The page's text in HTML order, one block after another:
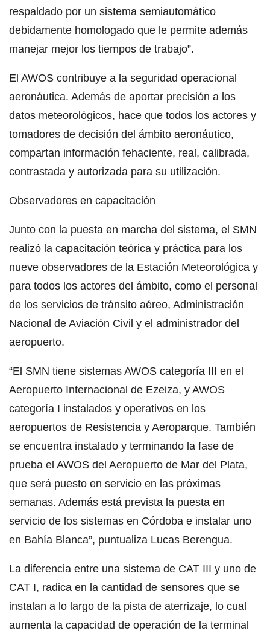
respaldado por un sistema semiautomático
debidamente homologado que le permite además
manejar mejor los tiempos de trabajo”.
El AWOS contribuye a la seguridad operacional
aeronáutica. Además de aportar precisión a los
datos meteorológicos, hace que todos los actores y
tomadores de decisión del ámbito aeronáutico,
compartan información fehaciente, real, calibrada,
contrastada y autorizada para su utilización.
Observadores en capacitación
Junto con la puesta en marcha del sistema, el SMN
realizó la capacitación teórica y práctica para los
nueve observadores de la Estación Meteorológica y
para todos los actores del ámbito, como el personal
de los servicios de tránsito aéreo, Administración
Nacional de Aviación Civil y el administrador del
aeropuerto.
“El SMN tiene sistemas AWOS categoría III en el
Aeropuerto Internacional de Ezeiza, y AWOS
categoría I instalados y operativos en los
aeropuertos de Resistencia y Aeroparque. También
se encuentra instalado y terminando la fase de
prueba el AWOS del Aeropuerto de Mar del Plata,
que será puesto en servicio en las próximas
semanas. Además está prevista la puesta en
servicio de los sistemas en Córdoba e instalar uno
en Bahía Blanca”, puntualiza Lucas Berengua.
La diferencia entre una sistema de CAT III y uno de
CAT I, radica en la cantidad de sensores que se
instalan a lo largo de la pista de aterrizaje, lo cual
aumenta la capacidad de operación de la terminal